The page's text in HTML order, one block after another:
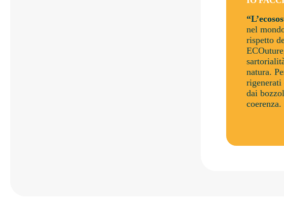
nel
rispetto
natura.
rigenerati
dai
coerenza.